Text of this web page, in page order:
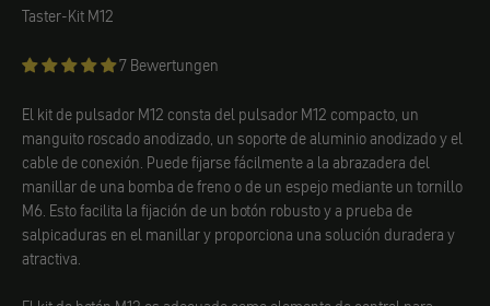
motogadget
Taster-Kit M12
7 Bewertungen
El kit de pulsador M12 consta del pulsador M12 compacto, un
manguito roscado anodizado, un soporte de aluminio anodizado y el
cable de conexión. Puede fijarse fácilmente a la abrazadera del
manillar de una bomba de freno o de un espejo mediante un tornillo
M6. Esto facilita la fijación de un botón robusto y a prueba de
salpicaduras en el manillar y proporciona una solución duradera y
atractiva.